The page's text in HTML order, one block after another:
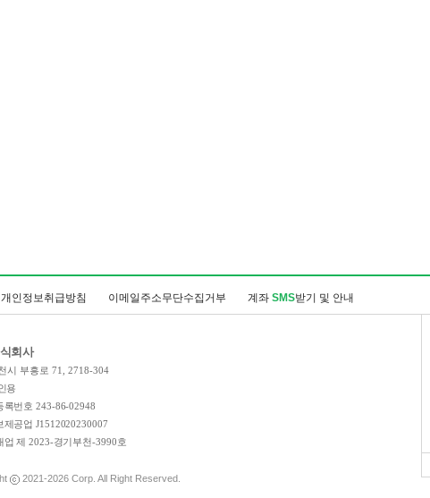
개인정보취급방침 이메일주소무단수집거부 계좌 SMS받기 및 안내
회사
시 부흥로 71, 2718-304
용
록번호 243-86-02948
제공업 J1512020230007
업 제 2023-경기부천-3990호
2021-2026 Corp. All Right Reserved.